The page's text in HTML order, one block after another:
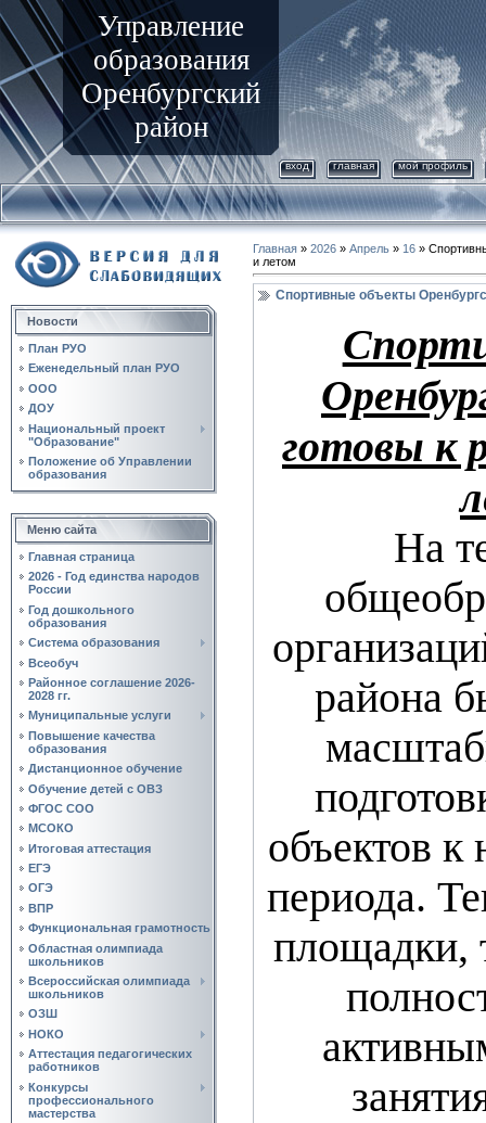
Управление
образования
Оренбургский
район
вход главная мой профиль
Новости
План РУО
Еженедельный план РУО
ООО
ДОУ
Национальный проект
"Образование"
Положение об Управлении
образования
Меню сайта
Главная страница
2026 - Год единства народов
России
Год дошкольного
образования
Система образования
Всеобуч
Районное соглашение 2026-
2028 гг.
Муниципальные услуги
Повышение качества
образования
Дистанционное обучение
Обучение детей с ОВЗ
ФГОС СОО
МСОКО
Итоговая аттестация
ЕГЭ
ОГЭ
ВПР
Функциональная грамотность
Областная олимпиада
школьников
Всероссийская олимпиада
школьников
ОЗШ
НОКО
Аттестация педагогических
работников
Конкурсы
профессионального
мастерства
Главная » 2026 » Апрель » 16 »
и летом
Спортивные объекты
готовы к
На
района
объектов к
периода.
площадки,